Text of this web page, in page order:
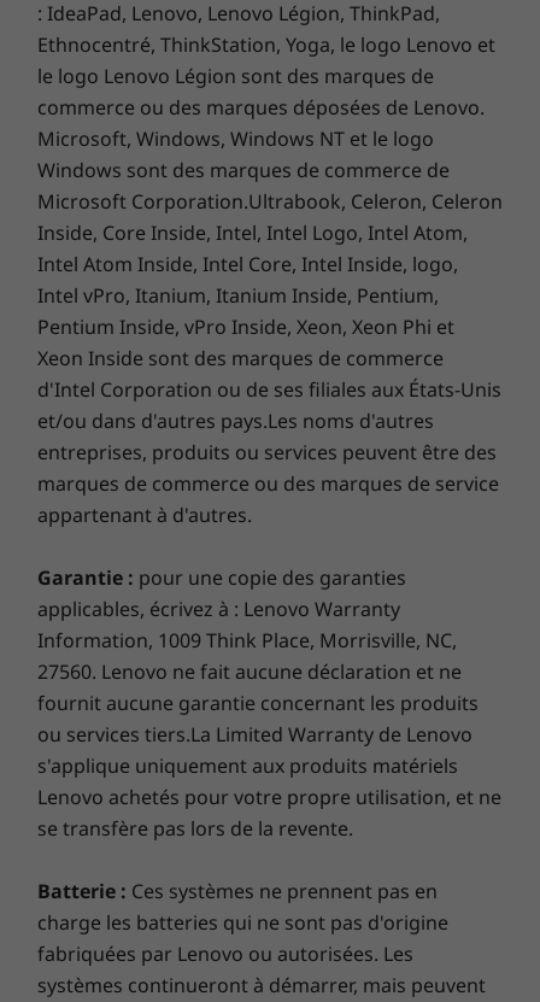
Integrated security
The ThinkStation P350 Tiny workstation is
—a suite of hardware and software that work
together to safeguard both your device and
your data. A Trusted Platform Module (TPM)
2.0 chip encrypts your passwords, while BIOS-
unauthorized users from plugging in and
accessing your files. Plus, there’s a Kensington
lock slot to tether your device to its
surroundings physically.
: IdeaPad, Lenovo, Lenovo Légion, ThinkPad,
Ethnocentré, ThinkStation, Yoga, le logo Lenovo et
le logo Lenovo Légion sont des marques de
commerce ou des marques déposées de Lenovo.
Microsoft, Windows, Windows NT et le logo
Windows sont des marques de commerce de
Microsoft Corporation.Ultrabook, Celeron, Celeron
Inside, Core Inside, Intel, Intel Logo, Intel Atom,
Intel Atom Inside, Intel Core, Intel Inside, logo,
Intel vPro, Itanium, Itanium Inside, Pentium,
Pentium Inside, vPro Inside, Xeon, Xeon Phi et
Xeon Inside sont des marques de commerce
d'Intel Corporation ou de ses filiales aux États-Unis
et/ou dans d'autres pays.Les noms d'autres
entreprises, produits ou services peuvent être des
marques de commerce ou des marques de service
appartenant à d'autres.
Garantie : pour une copie des garanties
applicables, écrivez à : Lenovo Warranty
Information, 1009 Think Place, Morrisville, NC,
27560. Lenovo ne fait aucune déclaration et ne
fournit aucune garantie concernant les produits
ou services tiers.La Limited Warranty de Lenovo
s'applique uniquement aux produits matériels
Lenovo achetés pour votre propre utilisation, et ne
se transfère pas lors de la revente.
Batterie : Ces systèmes ne prennent pas en
charge les batteries qui ne sont pas d'origine
fabriquées par Lenovo ou autorisées. Les
systèmes continueront à démarrer, mais peuvent